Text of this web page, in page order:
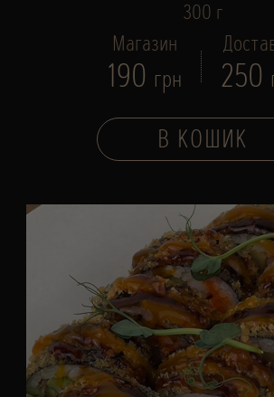
300 г
Магазин
190 грн 250
В КОШИК